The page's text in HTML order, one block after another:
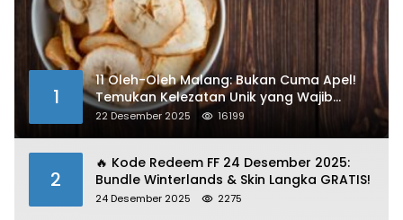
1
11 Oleh-Oleh Malang: Bukan Cuma Apel!
Temukan Kelezatan Unik yang Wajib
Dibawa
22 Desember 2025 16199
2
🔥 Kode Redeem FF 24 Desember 2025:
Bundle Winterlands & Skin Langka GRATIS!
24 Desember 2025 2275